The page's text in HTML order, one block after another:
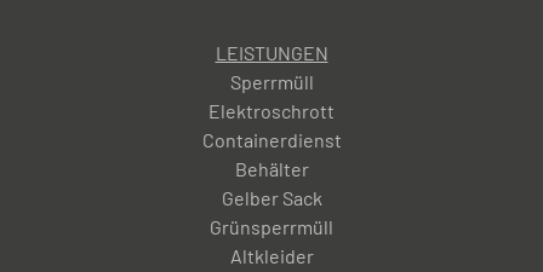
LEISTUNGEN
Sperrmüll
Elektroschrott
Containerdienst
Behälter
Gelber Sack
Grünsperrmüll
Altkleider